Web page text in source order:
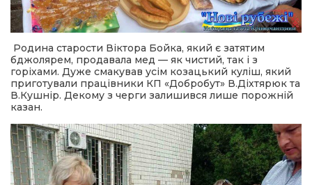
Родина старости Віктора Бойка, який є затятим
бджолярем, продавала мед — як чистий, так і з
горіхами. Дуже смакував усім козацький куліш, який
приготували працівники КП «Добробут» В.Діхтярюк та
В.Кушнір. Декому з черги залишився лише порожній
казан.